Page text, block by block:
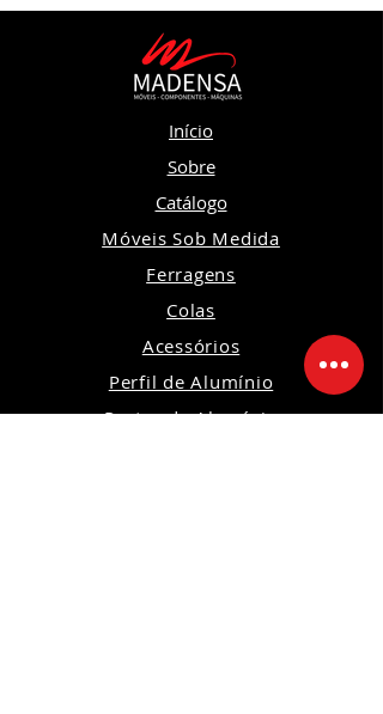
Início
Sobre
Catálogo
Móveis Sob Medida
Ferragens
Colas
Acessórios
Perfil de Alumínio
Portas de Alumínio